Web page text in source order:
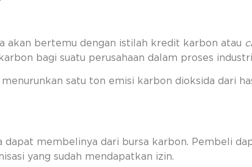
akan bertemu dengan istilah kredit karbon atau
bagi suatu perusahaan dalam proses
satu ton emisi karbon dioksida dari
membelinya dari bursa karbon. Pembeli
yang sudah mendapatkan izin.